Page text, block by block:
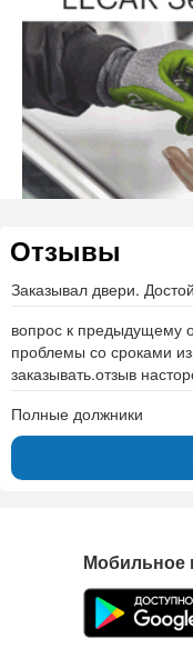
Отзывы
Заказывал двери.
вопрос к предыдущему
проблемы со сроками
заказывать.отзыв
Полные должники
Мобильное